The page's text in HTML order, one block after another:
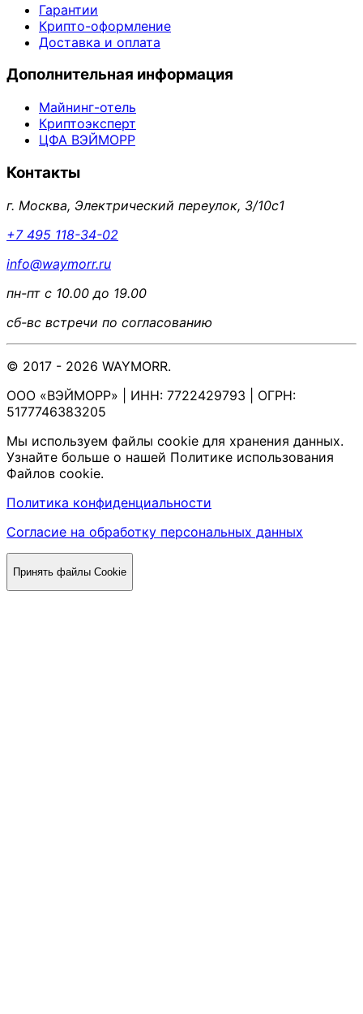
Гарантии
Крипто-оформление
Доставка и оплата
Дополнительная информация
Майнинг-отель
Криптоэксперт
ЦФА ВЭЙМОРР
Контакты
г. Москва, Электрический переулок, 3/10с1
+7 495 118-34-02
info@waymorr.ru
пн-пт с 10.00 до 19.00
сб-вс встречи по согласованию
© 2017 - 2026 WAYMORR.
ООО «ВЭЙМОРР» | ИНН: 7722429793 | ОГРН:
5177746383205
Мы используем файлы cookie для хранения данных.
Узнайте больше о нашей Политике использования
Файлов cookie.
Политика конфиденциальности
Согласие на обработку персональных данных
Принять файлы Cookie